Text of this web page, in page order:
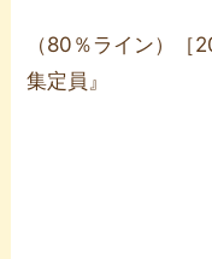
（80％ライン）［
集定員』